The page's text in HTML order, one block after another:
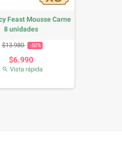
Feast Mousse Carne
8 unidades
Precio base
$13.980 -50% Precio
$6.990
 Vista rápida